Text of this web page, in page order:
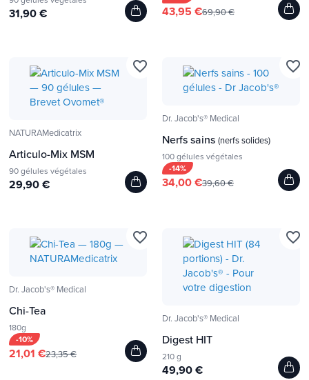
31,90 € 43,95 €69,90 €
NATURAMedicatrix
Articulo-Mix MSM
90 gélules végétales
29,90 €
favorite_border
Dr. Jacob's® Medical
Nerfs sains (nerfs solides)
100 gélules végétales
-14%
34,00 €39,60 €
favorite_border
Dr. Jacob's® Medical
Chi-Tea
180g
-10%
21,01 €23,35 €
favorite_border
Dr. Jacob's® Medical
Digest HIT
210 g
49,90 €
favorite_border